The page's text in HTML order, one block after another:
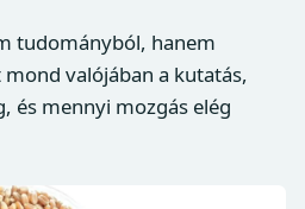
tudományból, hanem
valójában a kutatás,
és mennyi mozgás elég